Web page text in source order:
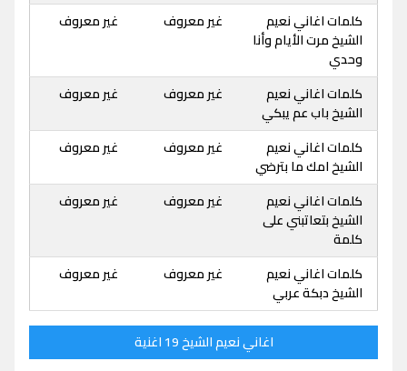
كلمات اغاني نعيم
الشيخ مرت الأيام وأنا
وحدي
غير معروف غير معروف
كلمات اغاني نعيم
الشيخ باب عم يبكي
غير معروف غير معروف
كلمات اغاني نعيم
الشيخ امك ما بترضي
غير معروف غير معروف
كلمات اغاني نعيم
الشيخ بتعاتبني على
كلمة
غير معروف غير معروف
كلمات اغاني نعيم
الشيخ دبكة عربي
غير معروف غير معروف
اغاني نعيم الشيخ 19 اغنية